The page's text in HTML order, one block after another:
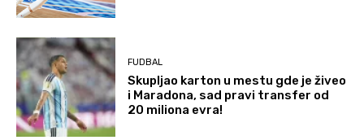
FUDBAL
Skupljao karton u mestu gde je živeo
i Maradona, sad pravi transfer od
20 miliona evra!